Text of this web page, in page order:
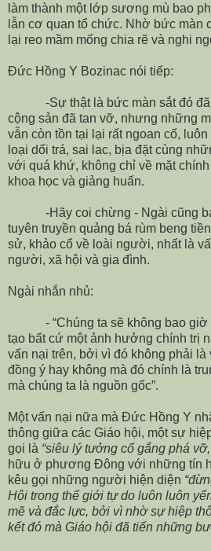
làm thành một lớp sương mù bao
lẫn cơ quan tổ chức. Nhờ bức màn
lại reo mầm mống chia rẽ và nghi
Đức Hồng Y Bozinac nói tiếp:
-Sự thật là bức màn sắt đó
cộng sản đã tan vỡ, nhưng những
vẫn còn tồn tại lại rất ngoan cố,
loại dối trá, sai lac, bịa đặt cùng
với quá khứ, không chỉ về mặt
khoa học và giảng huấn.
-Hãy coi chừng - Ngài cũng
tuyên truyền quảng bá rùm beng
sử, khảo cổ về loài người, nhất là
người, xã hội và gia đình.
Ngài nhắn nhủ:
- “Chúng ta sẽ không bao
tạo bất cứ một ảnh hưởng chính trị
vấn nại trên, bởi vì đó không phải
đồng ý hay không mà đó chính là
mà chúng ta là nguồn gốc”.
Một vấn nại nữa mà Đức Hồng Y
thông giữa các Giáo hội, một sự
gọi là “siêu lý tưởng cố gắng phá
hữu ở phương Đông với những tín
kêu gọi những người hiện diện
Hội trong thế giới tự do luôn luôn
mẽ và đắc lực, bởi vì nhờ sự hiệp
kết đó mà Giáo hội đã tiến những